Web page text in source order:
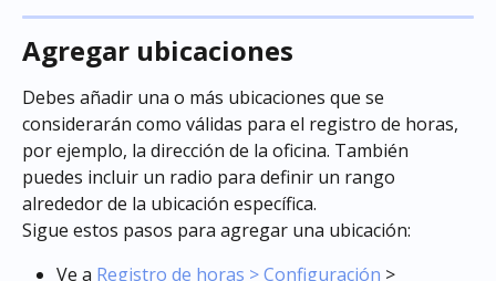
Agregar ubicaciones
Debes añadir una o más ubicaciones que se
considerarán como válidas para el registro de horas,
por ejemplo, la dirección de la oficina. También
puedes incluir un radio para definir un rango
alrededor de la ubicación específica.
Sigue estos pasos para agregar una ubicación:
Ve a Registro de horas > Configuración >